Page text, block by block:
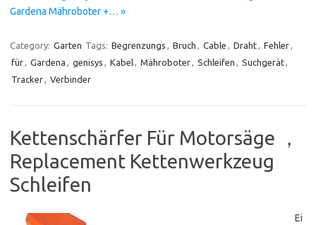
Gardena Mähroboter +… »
Category: Garten Tags: Begrenzungs , Bruch , Cable , Draht, Fehler,
für, Gardena , genisys , Kabel, Mähroboter, Schleifen , Suchgerät,
Tracker, Verbinder
Kettenschärfer Für Motorsäge ，
Replacement Kettenwerkzeug
Schleifen
Ei